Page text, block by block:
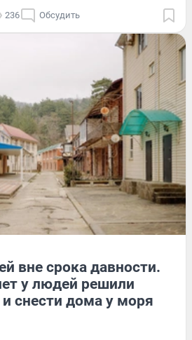
236 Обсудить
вне срока давности.
у людей решили
снести дома у моря